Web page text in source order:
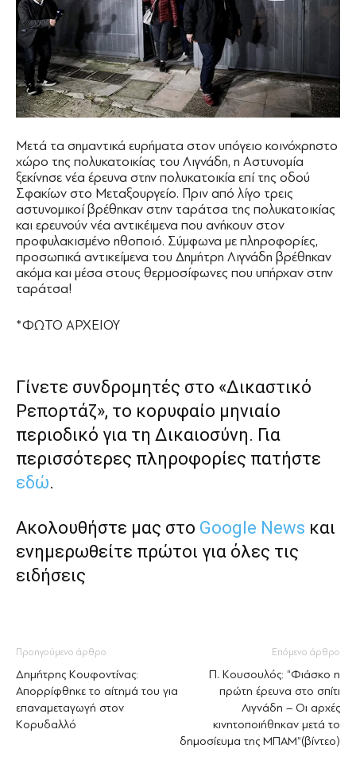
Μετά τα σημαντικά ευρήματα στον υπόγειο κοινόχρηστο
χώρο της πολυκατοικίας του Λιγνάδη, η Αστυνομία
ξεκίνησε νέα έρευνα στην πολυκατοικία επί της οδού
Σφακίων στο Μεταξουργείο. Πριν από λίγο τρεις
αστυνομικοί βρέθηκαν στην ταράτσα της πολυκατοικίας
και ερευνούν νέα αντικέιμενα που ανήκουν στον
προφυλακισμένο ηθοποιό. Σύμφωνα με πληροφορίες,
προσωπικά αντικείμενα του Δημήτρη Λιγνάδη βρέθηκαν
ακόμα και μέσα στους θερμοσίφωνες που υπήρχαν στην
ταράτσα!
*ΦΩΤΟ ΑΡΧΕΙΟΥ
Γίνετε συνδρομητές στο «Δικαστικό
Ρεπορτάζ», το κορυφαίο μηνιαίο
περιοδικό για τη Δικαιοσύνη. Για
περισσότερες πληροφορίες πατήστε
εδώ.
Ακολουθήστε μας στο Google News και
ενημερωθείτε πρώτοι για όλες τις
ειδήσεις
Προηγούμενο άρθρο
Δημήτρης Κουφοντίνας:
Απορρίφθηκε το αίτημά του για
επαναμεταγωγή στον
Κορυδαλλό
Επόμενο άρθρο
Π. Κουσουλός: “Φιάσκο η
πρώτη έρευνα στο σπίτι
Λιγνάδη – Οι αρχές
κινητοποιήθηκαν μετά το
δημοσίευμα της ΜΠΑΜ”(βίντεο)